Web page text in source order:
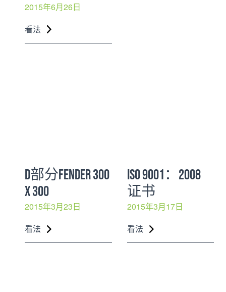
2015年6月26日
看法
D部分FENDER 300
X 300
2015年3月23日
看法
ISO 9001：2008
证书
2015年3月17日
看法